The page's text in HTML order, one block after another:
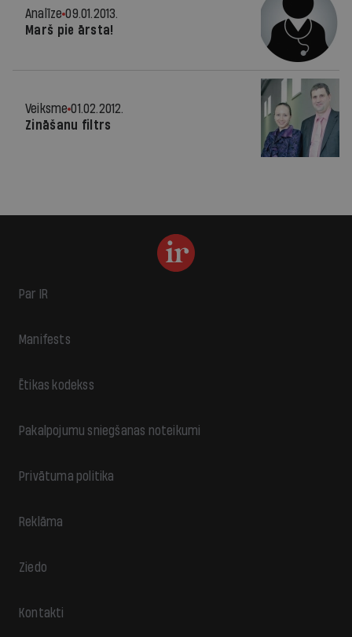
Analīze 09.01.2013.
Marš pie ārsta!
Veiksme 01.02.2012.
Zināšanu filtrs
Par IR
Manifests
Ētikas kodekss
Pakalpojumu sniegšanas noteikumi
Privātuma politika
Reklāma
Ziedo
Kontakti